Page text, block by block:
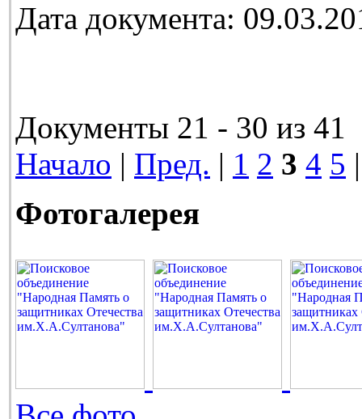
Дата документа:
Документы 21 - 30 из 41
Начало | Пред. | 1 2 3 4 5
Фотогалерея